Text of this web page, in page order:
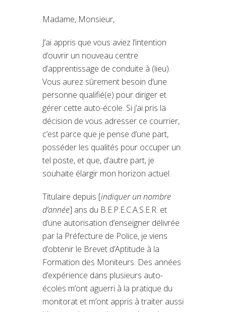
Madame, Monsieur,
J’ai appris que vous aviez l’intention
d’ouvrir un nouveau centre
d’apprentissage de conduite à (lieu).
Vous aurez sûrement besoin d’une
personne qualifié(e) pour diriger et
gérer cette auto-école. Si j’ai pris la
décision de vous adresser ce courrier,
c’est parce que je pense d’une part,
posséder les qualités pour occuper un
tel poste, et que, d’autre part, je
souhaite élargir mon horizon actuel.
Titulaire depuis [indiquer un nombre
d’année] ans du B.E.P.E.C.A.S.E.R. et
d’une autorisation d’enseigner délivrée
par la Préfecture de Police, je viens
d’obtenir le Brevet d’Aptitude à la
Formation des Moniteurs. Des années
d’expérience dans plusieurs auto-
écoles m’ont aguerri à la pratique du
monitorat et m’ont appris à traiter aussi